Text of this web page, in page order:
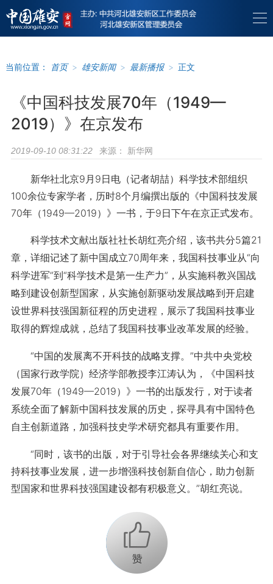
当前位置： 首页 > 雄安新闻 > 最新播报 > 正文
《中国科技发展70年（1949—
2019）》在京发布
2019-09-10 08:31:22 来源： 新华网
新华社北京9月9日电（记者胡喆）科学技术部组织
100余位专家学者，历时8个月编撰出版的《中国科技发展
70年（1949—2019）》一书，于9日下午在京正式发布。
科学技术文献出版社社长胡红亮介绍，该书共分5篇21
章，详细记述了新中国成立70周年来，我国科技事业从“向
科学进军”到“科学技术是第一生产力”，从实施科教兴国战
略到建设创新型国家，从实施创新驱动发展战略到开启建
设世界科技强国新征程的历史进程，展示了我国科技事业
取得的辉煌成就，总结了我国科技事业改革发展的经验。
“中国的发展离不开科技的战略支撑。”中共中央党校
（国家行政学院）经济学部教授李江涛认为，《中国科技
发展70年（1949—2019）》一书的出版发行，对于读者
系统全面了解新中国科技发展的历史，探寻具有中国特色
自主创新道路，加强科技史学术研究都具有重要作用。
“同时，该书的出版，对于引导社会各界继续关心和支
持科技事业发展，进一步增强科技创新自信心，助力创新
型国家和世界科技强国建设都有积极意义。”胡红亮说。
+1